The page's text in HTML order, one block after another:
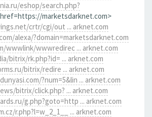
eshop/search.php?
marketsdarknet.com>
crtr/cgi/out ... arknet.com
alexa/?domain=marketsdarknet.com
wwwlink/wwwredirec ... arknet.com
bitrix/rk.php?id= ... arknet.com
bitrix/redire ... arknet.com
?num=5&lin ... arknet.com
bitrix/click.php? ... arknet.com
g.php?goto=http ... arknet.com
r.php?l=w_2_1__ ... arknet.com